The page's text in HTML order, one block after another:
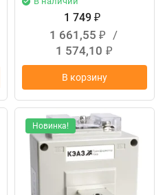
1 749 ₽
1 661,55 ₽
/
1 574,10 ₽
В корзину
Новинка!